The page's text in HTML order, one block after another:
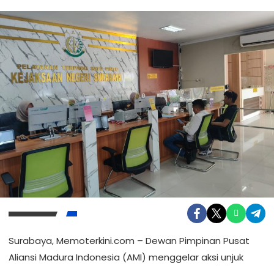
Surabaya, Memoterkini.com – Dewan Pimpinan Pusat
Aliansi Madura Indonesia (AMI) menggelar aksi unjuk